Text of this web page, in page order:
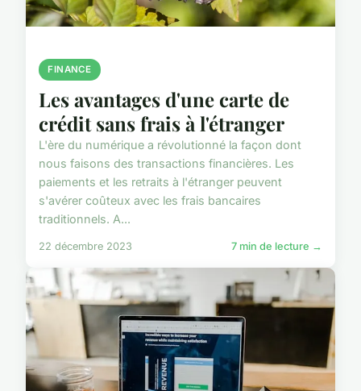
FINANCE
Les avantages d'une carte de
crédit sans frais à l'étranger
L'ère du numérique a révolutionné la façon dont
nous faisons des transactions financières. Les
paiements et les retraits à l'étranger peuvent
s'avérer coûteux avec les frais bancaires
traditionnels. A...
22 décembre 2023 7 min de lecture →